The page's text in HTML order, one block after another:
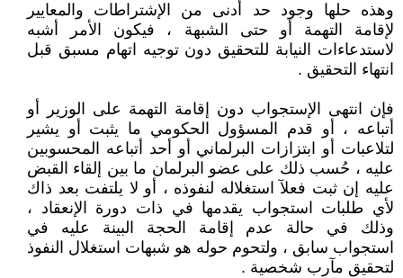
وهذه حلها وجود حد أدنى من الإشتراطات والمعايير
لإقامة التهمة أو حتى الشبهة ، فيكون الأمر أشبه
لاستدعاءات النيابة للتحقيق دون توجيه اتهام مسبق قبل
انتهاء التحقيق .
فإن انتهى الإستجواب دون إقامة التهمة على الوزير أو
أتباعه ، أو قدم المسؤول الحكومي ما يثبت أو يشير
لتلاعبات أو ابتزازات البرلماني أو أحد أتباعه المحسوبين
عليه ، حُسب ذلك على عضو البرلمان ما بين إلقاء القبض
عليه إن ثبت فعلآ استغلاله لنفوذه ، أو لا يلتفت بعد ذاك
لأي طلبات استجواب يقدمها في ذات دورة الإنعقاد ،
وذلك في حالة عدم إقامة الحجة البينة عليه في
استجواب سابق ، ولتحوم حوله هو شبهات استغلال النفوذ
لتحقيق مآرب شخصية .